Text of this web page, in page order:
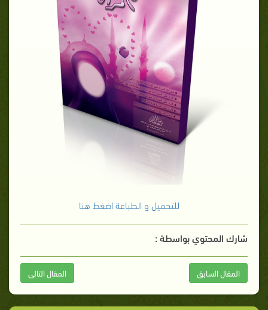
للتحميل و الطباعة اضغط هنا
شارك المحتوي بواسطة :
المقال السابق المقال التالى